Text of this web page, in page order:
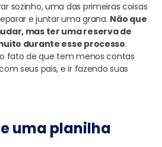
sozinho, uma das primeiras coisas
e juntar uma grana. Não que
mas ter uma reserva de
durante esse processo.
fato de que tem menos contas
seus pais, e ir fazendo suas
uma planilha